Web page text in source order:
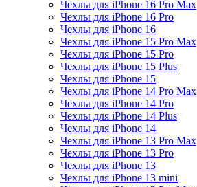
Чехлы для iPhone 16 Pro Max
Чехлы для iPhone 16 Pro
Чехлы для iPhone 16
Чехлы для iPhone 15 Pro Max
Чехлы для iPhone 15 Pro
Чехлы для iPhone 15 Plus
Чехлы для iPhone 15
Чехлы для iPhone 14 Pro Max
Чехлы для iPhone 14 Pro
Чехлы для iPhone 14 Plus
Чехлы для iPhone 14
Чехлы для iPhone 13 Pro Max
Чехлы для iPhone 13 Pro
Чехлы для iPhone 13
Чехлы для iPhone 13 mini